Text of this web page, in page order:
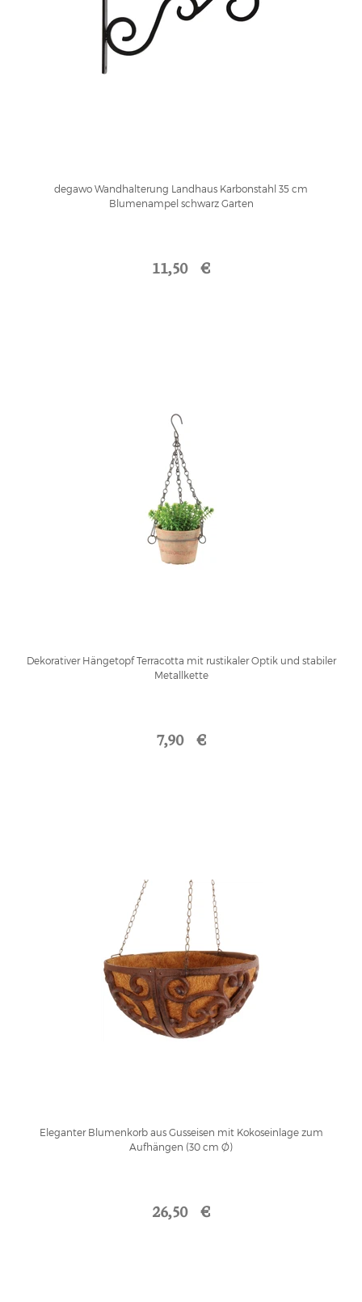
degawo Wandhalterung Landhaus Karbonstahl 35 cm
Blumenampel schwarz Garten
11,50 €
Dekorativer Hängetopf Terracotta mit rustikaler Optik und stabiler
Metallkette
7,90 €
Eleganter Blumenkorb aus Gusseisen mit Kokoseinlage zum
Aufhängen (30 cm Ø)
26,50 €